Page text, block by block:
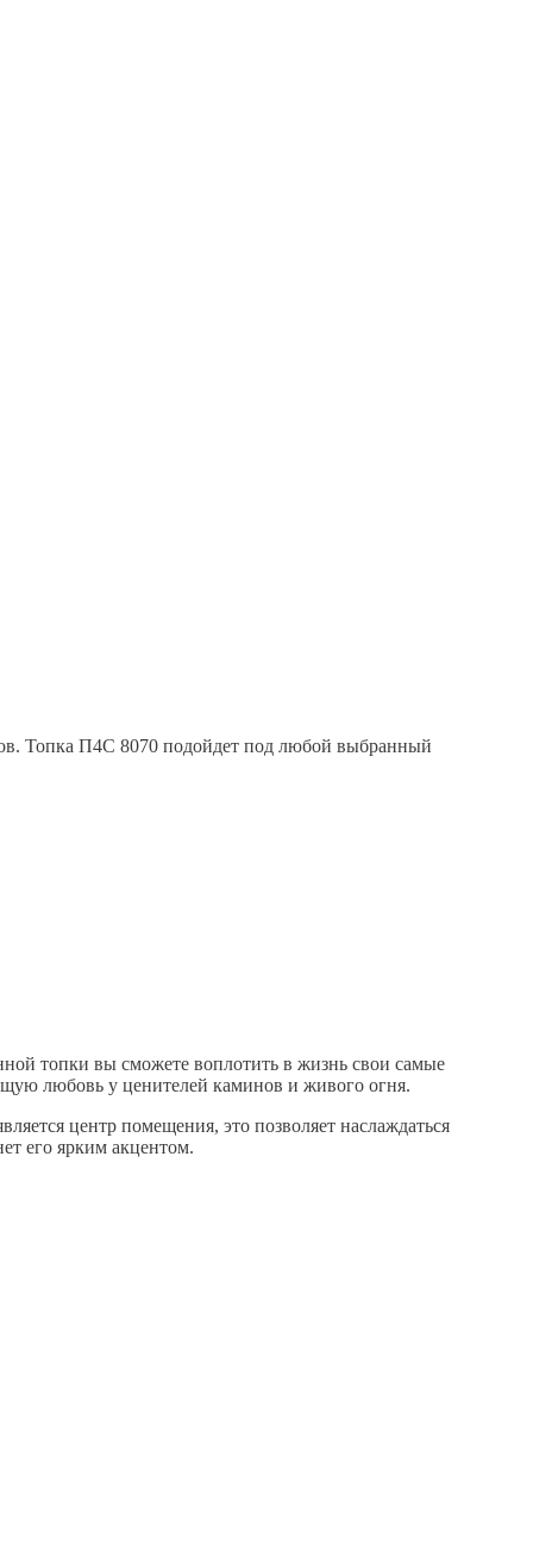
Топка П4С 8070 подойдет под любой выбранный
топки вы сможете воплотить в жизнь свои самые
любовь у ценителей каминов и живого огня.
центр помещения, это позволяет наслаждаться
его ярким акцентом.